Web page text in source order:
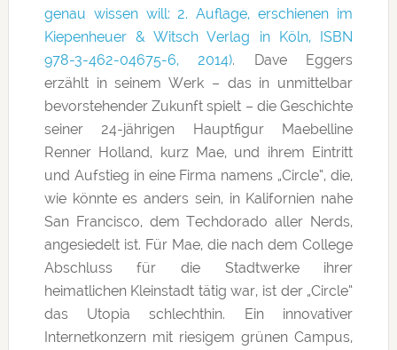
genau wissen will: 2. Auflage, erschienen im
Kiepenheuer & Witsch Verlag in Köln, ISBN
978-3-462-04675-6, 2014). Dave Eggers
erzählt in seinem Werk – das in unmittelbar
bevorstehender Zukunft spielt – die Geschichte
seiner 24-jährigen Hauptfigur Maebelline
Renner Holland, kurz Mae, und ihrem Eintritt
und Aufstieg in eine Firma namens „Circle“, die,
wie könnte es anders sein, in Kalifornien nahe
San Francisco, dem Techdorado aller Nerds,
angesiedelt ist. Für Mae, die nach dem College
Abschluss für die Stadtwerke ihrer
heimatlichen Kleinstadt tätig war, ist der „Circle“
das Utopia schlechthin. Ein innovativer
Internetkonzern mit riesigem grünen Campus,